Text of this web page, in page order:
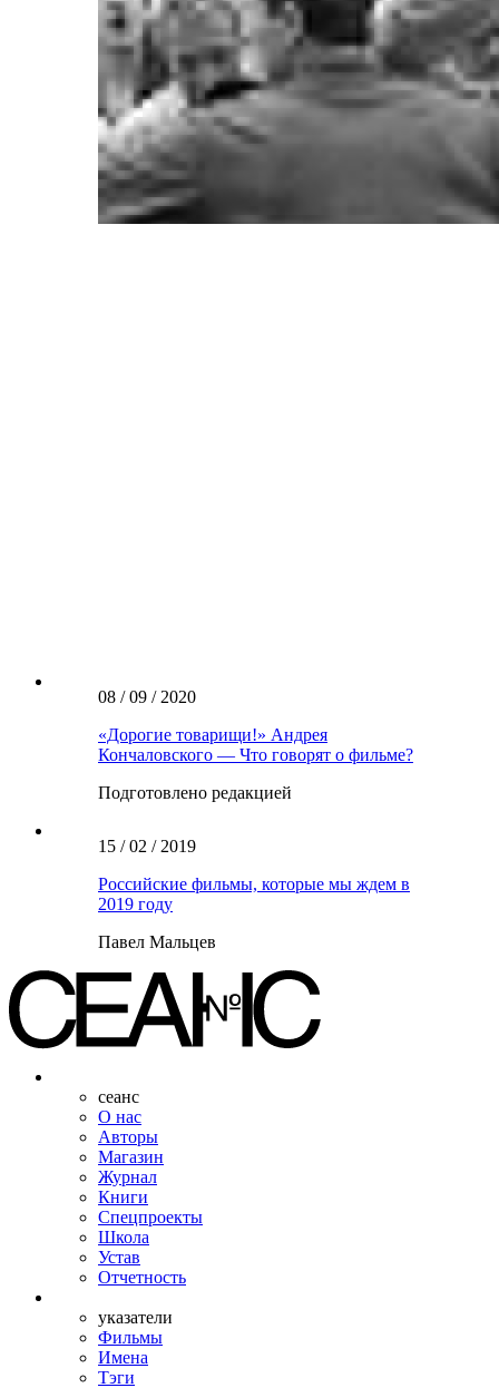
08 / 09 / 2020
«Дорогие товарищи!» Андрея
Кончаловского — Что говорят о фильме?
Подготовлено редакцией
15 / 02 / 2019
Российские фильмы, которые мы ждем в
2019 году
Павел Мальцев
сеанс
О нас
Авторы
Магазин
Журнал
Книги
Спецпроекты
Школа
Устав
Отчетность
указатели
Фильмы
Имена
Тэги